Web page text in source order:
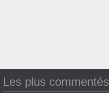
Les plus commentés